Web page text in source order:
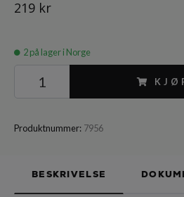
219 kr
2på lager i Norge
Produktnummer: 7956
BESKRIVELSE